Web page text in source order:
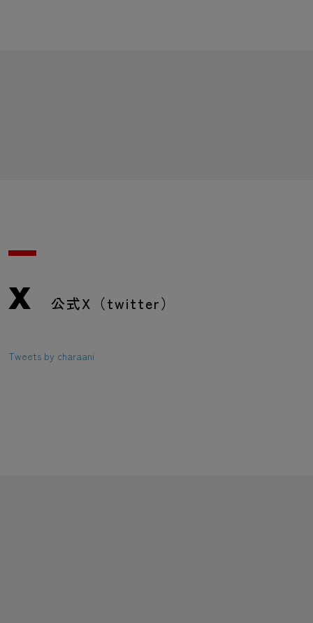
X 公式X（twitter）
Tweets by charaani